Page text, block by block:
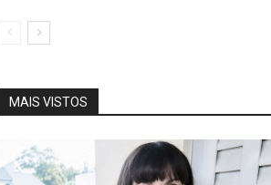
MAIS VISTOS